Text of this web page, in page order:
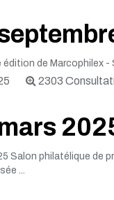
de Marcophilex -
2303
Salon philatélique de
...